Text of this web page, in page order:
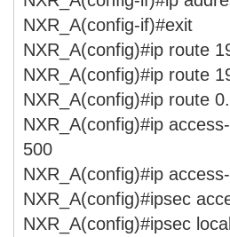
NXR_A(config-if)#exit
NXR_A(config)#ip route
NXR_A(config)#ip route
NXR_A(config)#ip route
NXR_A(config)#ip
500
NXR_A(config)#ip
NXR_A(config)#ipsec
NXR_A(config)#ipsec